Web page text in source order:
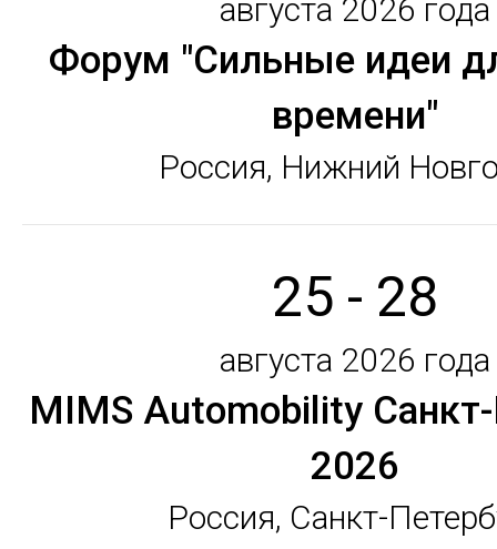
августа 2026 года
Форум "Сильные идеи
времени"
Россия, Нижний
25 - 28
августа 2026 года
MIMS Automobility
2026
Россия, Санкт-